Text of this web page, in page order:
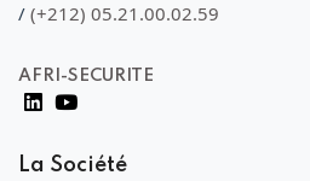
/ (+212) 05.21.00.02.59
AFRI-SECURITE
La Société